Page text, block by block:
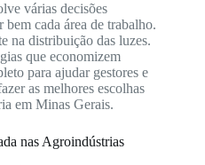
várias decisões
cada área de trabalho.
na distribuição das luzes.
que economizem
para ajudar gestores e
as melhores escolhas
em Minas Gerais.
nas Agroindústrias